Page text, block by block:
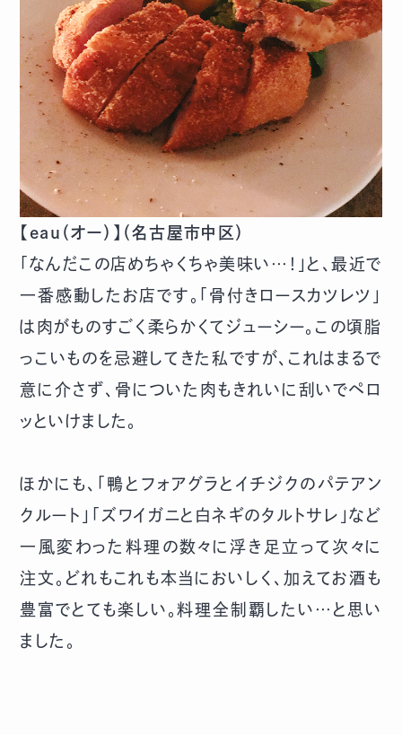
【eau（オー）】（名古屋市中区）
「なんだこの店めちゃくちゃ美味い…！」と、最近で
一番感動したお店です。「骨付きロースカツレツ」
は肉がものすごく柔らかくてジューシー。この頃脂
っこいものを忌避してきた私ですが、これはまるで
意に介さず、骨についた肉もきれいに刮いでペロ
ッといけました。
ほかにも、「鴨とフォアグラとイチジクのパテアン
クルート」「ズワイガニと白ネギのタルトサレ」など
一風変わった料理の数々に浮き足立って次々に
注文。どれもこれも本当においしく、加えてお酒も
豊富でとても楽しい。料理全制覇したい…と思い
ました。